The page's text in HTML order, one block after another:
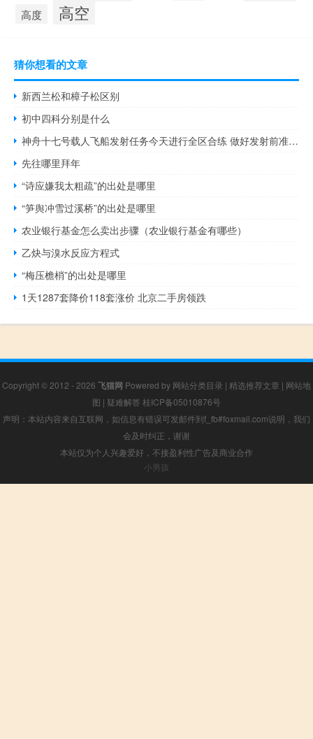
高度 高空
猜你想看的文章
新西兰松和樟子松区别
初中四科分别是什么
神舟十七号载人飞船发射任务今天进行全区合练 做好发射前准备工作
先往哪里拜年
“诗应嫌我太粗疏”的出处是哪里
“笋舆冲雪过溪桥”的出处是哪里
农业银行基金怎么卖出步骤（农业银行基金有哪些）
乙炔与溴水反应方程式
“梅压檐梢”的出处是哪里
1天1287套降价118套涨价 北京二手房领跌
Copyright © 2012 - 2026 飞猫网 Powered by 网站分类目录 | 精选推荐文章 | 网站地
图 | 疑难解答 桂ICP备05010876号
声明：本站内容来自互联网，如信息有错误可发邮件到f_fb#foxmail.com说明，我们
会及时纠正，谢谢
本站仅为个人兴趣爱好，不接盈利性广告及商业合作
小男孩